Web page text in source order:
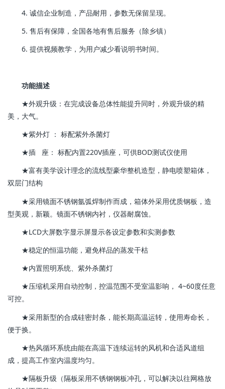
4. 诚信企业制造，产品耐用，参数无保留呈现。
5. 售后有保障，全国各地有售后服务（除乡镇）
6. 提供视频教学，为用户减少看说明书时间。
功能描述
★外观升级：在完成设备总体性能提升同时，外观升级的精
美，大气。
★紫外灯 ： 标配紫外杀菌灯
★插 座： 标配内置220V插座，可供BOD测试仪使用
★富有美学设计理念的流线型豪华整机造型，静电喷塑箱体，
双层门结构
★采用镜面不锈钢氩弧焊制作而成，箱体外采用优质钢板，造
型美观，新颖。镜面不锈钢内衬，仪器耐腐蚀。
★LCD大屏数字显示屏显示各设定参数和实测参数
★稳定的恒温功能，避免样品的蒸发干枯
★内置照明系统、紫外杀菌灯
★压缩机采用自动控制，控温范围不受室温影响， 4~60度任意
可控。
★采用新型的合成硅密封条，能长期高温运转，使用寿命长，
便于换。
★热风循环系统由能在高温下连续运转的风机和合适风道组
成，提高工作室内温度均匀。
★隔板升级（隔板采用不锈钢钢板冲孔，可以解决以往网格放